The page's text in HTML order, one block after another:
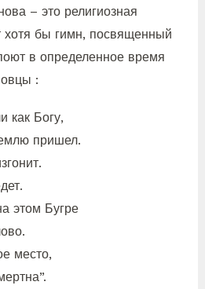
– это религиозная
хотя бы гимн, посвященный
в определенное время
:
как Богу,
пришел.
этом Бугре
место,